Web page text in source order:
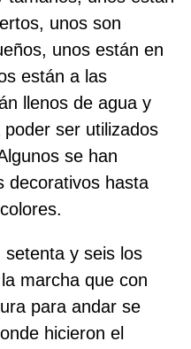
unos son
unos están en
están a las
llenos de agua y
ser utilizados
se han
decorativos hasta
y seis los
marcha que con
para andar se
hicieron el